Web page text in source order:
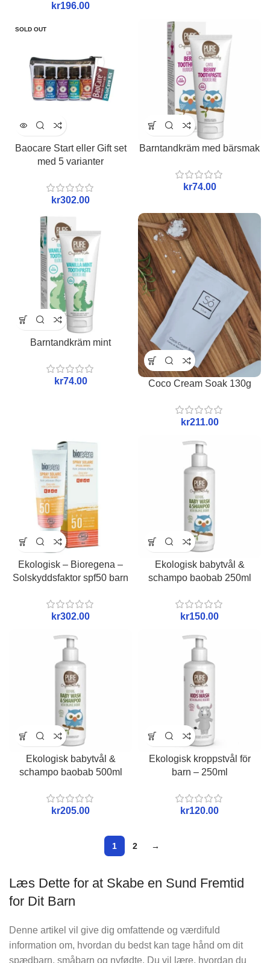
kr
SOLD OUT
Baocare Start eller Gift set
med 5 varianter
kr
Barntandkräm med bärsmak
kr
Barntandkräm mint
kr Coco Cream Soak 130g
kr
Ekologisk – Bioregena –
Solskyddsfaktor spf50 barn
kr
Ekologisk babytvål &
schampo baobab 250ml
kr
Ekologisk babytvål &
schampo baobab 500ml
kr
Ekologisk kroppstvål för
barn – 250ml
kr
1 2 →
Læs Dette for at Skabe en Sund Fremtid
for Dit Barn
Denne artikel vil give dig omfattende og værdifuld
information om, hvordan du bedst kan tage hånd om dit
spædbarn, småbarn og nyfødte. Du vil lære, hvordan du